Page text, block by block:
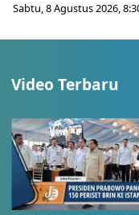
Sabtu, 8 Agustus 2026,
Video Terbaru